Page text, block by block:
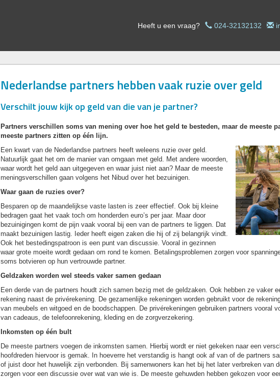
Heeft u een vraag? 024-32132132
Nederlandse partners hebben vaak ruzie over geld
Verschilt jouw kijk op geld van die van je partner?
Partners verschillen soms van mening over hoe het geld te besteden, maar de meeste
meeste partners zitten op één lijn.
Een kwart van de Nederlandse partners heeft weleens ruzie over geld.
Natuurlijk gaat het om de manier van omgaan met geld. Met andere woorden,
waar wordt het geld aan uitgegeven en waar juist niet aan? Maar de meeste
meningsverschillen gaan volgens het Nibud over het bezuinigen.
Waar gaan de ruzies over?
Besparen op de maandelijkse vaste lasten is zeer effectief. Ook bij kleine
bedragen gaat het vaak toch om honderden euro’s per jaar. Maar door
bezuinigingen komt de pijn vaak vooral bij een van de partners te liggen. Dat
maakt bezuinigen lastig. Ieder heeft eigen zaken die hij of zij belangrijk vindt.
Ook het bestedingspatroon is een punt van discussie. Vooral in gezinnen
waar grote moeite wordt gedaan om rond te komen. Betalingsproblemen zorgen voor
soms botvieren op hun vertrouwde partner.
Geldzaken worden wel steeds vaker samen gedaan
Een derde van de partners houdt zich samen bezig met de geldzaken. Ook hebben ze vaker
rekening naast de privérekening. De gezamenlijke rekeningen worden gebruikt voor de
van meubels en witgoed en de boodschappen. De privérekeningen gebruiken partners vooral
van cadeaus, de telefoonrekening, kleding en de zorgverzekering.
Inkomsten op één bult
De meeste partners voegen de inkomsten samen. Hierbij wordt er niet gekeken naar een
hoofdreden hiervoor is gemak. In hoeverre het verstandig is hangt ook af van of de partners
of juist door het huwelijk zijn verbonden. Bij samenwoners kan het bij het later verbreken van
zorgen voor een discussie over wat van wie is. De meeste gehuwden hebben gekozen voor